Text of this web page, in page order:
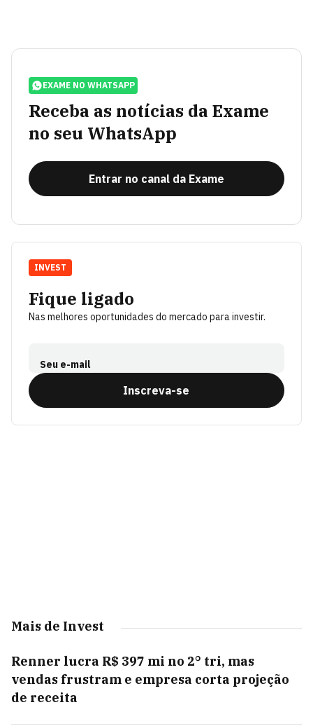
EXAME NO WHATSAPP
Receba as notícias da Exame
no seu WhatsApp
Entrar no canal da Exame
Fique ligado
Nas melhores oportunidades do mercado para investir.
Seu e-mail
Inscreva-se
INVEST
Mais de Invest
Renner lucra R$ 397 mi no 2° tri, mas
vendas frustram e empresa corta projeção
de receita